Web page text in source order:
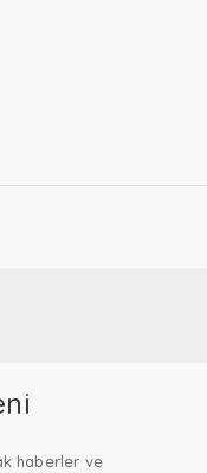
haberler ve